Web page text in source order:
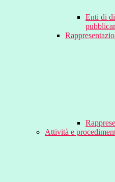
Enti di
Attività e